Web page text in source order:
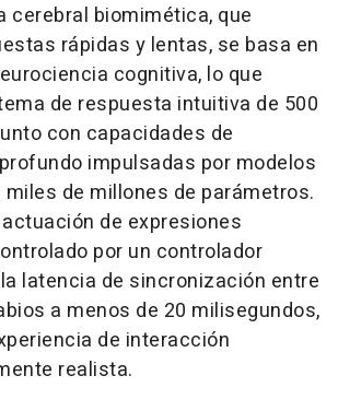
cerebral biomimética, que
rápidas y lentas, se basa en
cognitiva, lo que
de respuesta intuitiva de 500
con capacidades de
impulsadas por modelos
de millones de parámetros.
de expresiones
por un controlador
latencia de sincronización entre
a menos de 20 milisegundos,
de interacción
realista.